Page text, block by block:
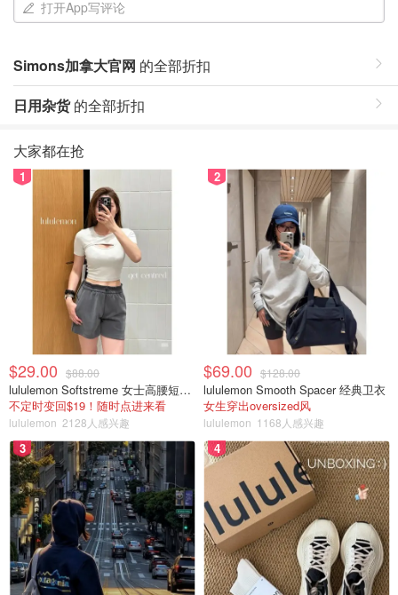
打开App写评论
Simons加拿大官网 的全部折扣
日用杂货的全部折扣
大家都在抢
1
$29.00 $88.00
lululemon Softstreme 女士高腰短裤 10cm
不定时变回$19！随时点进来看
lululemon 2128人感兴趣
2
$69.00 $128.00
lululemon Smooth Spacer 经典卫衣
女生穿出oversized风
lululemon 1168人感兴趣
3 4